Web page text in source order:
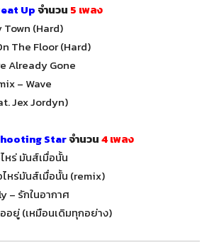
Up จำนวน 5 เพลง
Town (Hard)
The Floor (Hard)
Already Gone
– Wave
Jex Jordyn)
Starจำนวน4 เพลง
หร่ มันส์เมื่อนั้น
หร่มันส์เมื่อนั้น (remix)
– รักในอากาศ
อยู่ (เหมือนเดิมทุกอย่าง)